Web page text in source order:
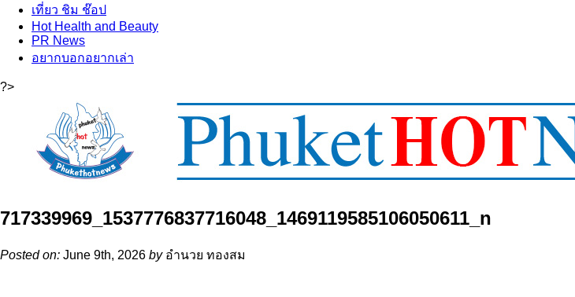
เที่ยว ชิม ช๊อป
HotHealth and Beauty
PR News
อยากบอกอยากเล่า
?>
717339969_1537776837716048_1469119585106050611_n
Posted on: June 9th, 2026 byอำนวย ทองสม